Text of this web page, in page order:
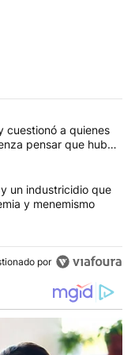
comentarios en los
despidió a Jorge
cuestionó a quienes
pensar que hubo
histórico de
un industricidio que
y menemismo
por